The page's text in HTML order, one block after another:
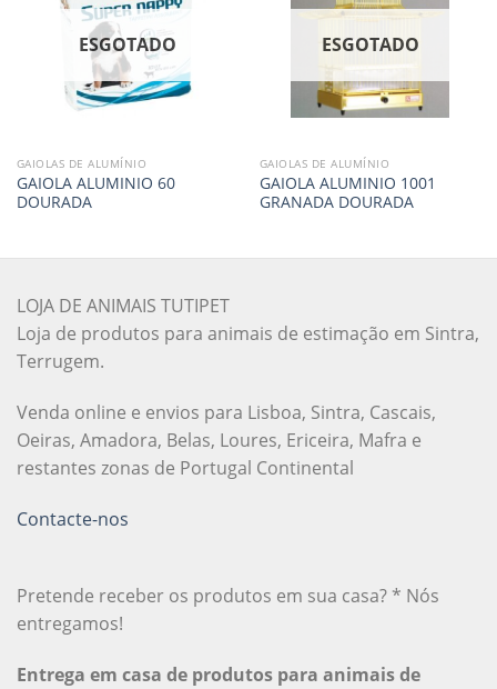
ESGOTADO
GAIOLAS DE ALUMÍNIO
GAIOLA ALUMINIO 60
DOURADA
ESGOTADO
GAIOLAS DE ALUMÍNIO
GAIOLA ALUMINIO 1001
GRANADA DOURADA
LOJA DE ANIMAIS TUTIPET
Loja de produtos para animais de estimação em Sintra,
Terrugem.
Venda online e envios para Lisboa, Sintra, Cascais,
Oeiras, Amadora, Belas, Loures, Ericeira, Mafra e
restantes zonas de Portugal Continental
Contacte-nos
Pretende receber os produtos em sua casa? * Nós
entregamos!
Entrega em casa de produtos para animais de